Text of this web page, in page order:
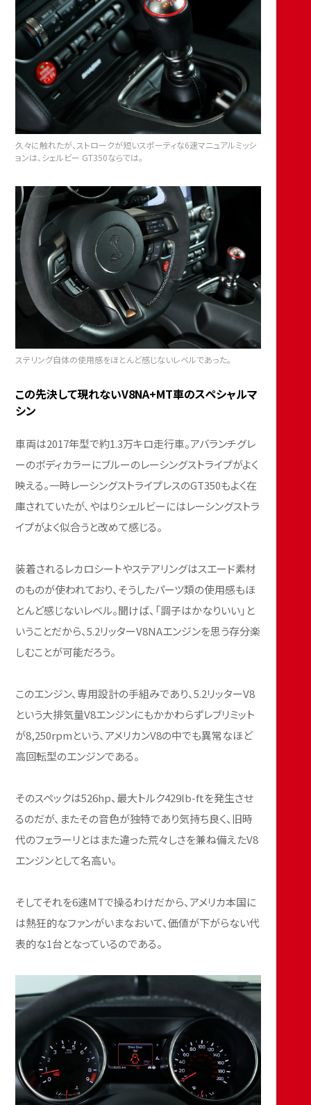
久々に触れたが、ストロークが短いスポーティな6速マニュアルミッシ
ョンは、シェルビー GT350ならでは。
ステリング自体の使用感をほとんど感じないレベルであった。
この先決して現れないV8NA+MT車のスペシャルマ
シン
車両は2017年型で約1.3万キロ走行車。アバランチグレ
ーのボディカラーにブルーのレーシングストライプがよく
映える。一時レーシングストライプレスのGT350もよく在
庫されていたが、やはりシェルビーにはレーシングストラ
イプがよく似合うと改めて感じる。
装着されるレカロシートやステアリングはスエード素材
のものが使われており、そうしたパーツ類の使用感もほ
とんど感じないレベル。聞けば、「調子はかなりいい」と
いうことだから、5.2リッターV8NAエンジンを思う存分楽
しむことが可能だろう。
このエンジン、専用設計の手組みであり、5.2リッターV8
という大排気量V8エンジンにもかかわらずレブリミット
が8,250rpmという、アメリカンV8の中でも異常なほど
高回転型のエンジンである。
そのスペックは526hp、最大トルク429lb-ftを発生させ
るのだが、またその音色が独特であり気持ち良く、旧時
代のフェラーリとはまた違った荒々しさを兼ね備えたV8
エンジンとして名高い。
そしてそれを6速MTで操るわけだから、アメリカ本国に
は熱狂的なファンがいまなおいて、価値が下がらない代
表的な1台となっているのである。